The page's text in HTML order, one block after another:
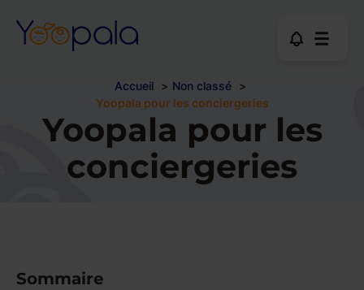
Accueil
Non classé
Yoopala pour les conciergeries
Yoopala pour les
conciergeries
Sommaire